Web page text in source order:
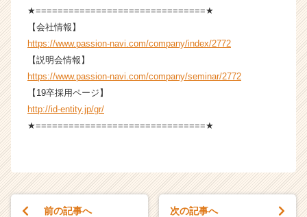
★===============================★
【会社情報】
https://www.passion-navi.com/company/index/2772
【説明会情報】
https://www.passion-navi.com/company/seminar/2772
【19卒採用ページ】
http://id-entity.jp/gr/
★===============================★
前の記事へ 次の記事へ